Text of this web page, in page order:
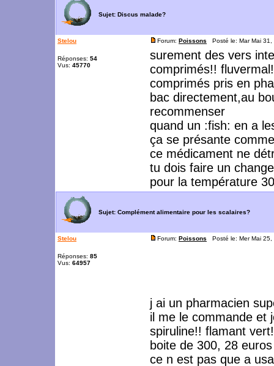
Sujet: Discus malade?
Stelou
Réponses: 54
Vus: 45770
Forum: Poissons Posté le: Mar Mai
surement des vers
comprimés!!
comprimés pris en
bac directement,au
recommenser
quand un :fish: en a
ça se présante
ce médicament ne
tu dois faire un
pour la température
Sujet: Complément alimentaire pour les scalaires?
Stelou
Réponses: 85
Vus: 64957
Forum: Poissons Posté le: Mer Mai
j ai un pharmacien
il me le commande et
spiruline!! flamant
boite de 300, 28 euros
ce n est pas que a